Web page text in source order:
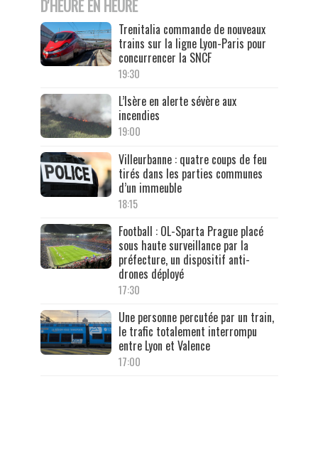
D'HEURE EN HEURE
Trenitalia commande de nouveaux
trains sur la ligne Lyon-Paris pour
concurrencer la SNCF
19:30
L’Isère en alerte sévère aux
incendies
19:00
Villeurbanne : quatre coups de feu
tirés dans les parties communes
d’un immeuble
18:15
Football : OL-Sparta Prague placé
sous haute surveillance par la
préfecture, un dispositif anti-
drones déployé
17:30
Une personne percutée par un train,
le trafic totalement interrompu
entre Lyon et Valence
17:00